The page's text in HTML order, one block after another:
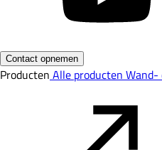
Contact opnemen
Producten Alle producten Wand-